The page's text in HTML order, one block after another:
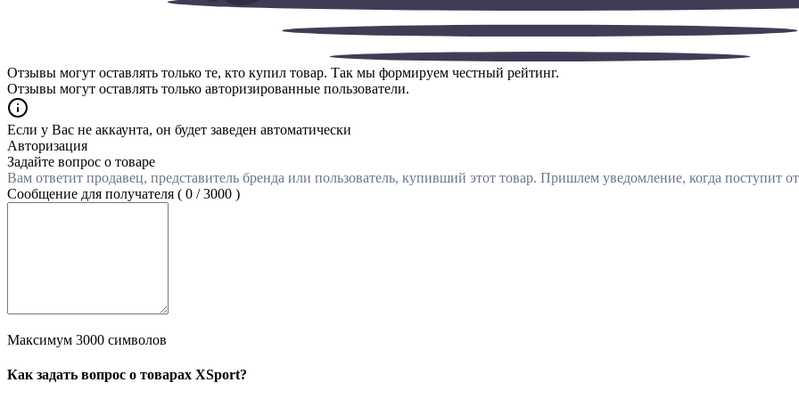
Отзывы могут оставлять только те, кто купил товар. Так мы формируем честный рейтинг.
Отзывы могут оставлять только авторизированные пользователи.
Если у Вас не аккаунта, он будет заведен автоматически
Авторизация
Задайте вопрос о товаре
Вам ответит продавец, представитель бренда или пользователь, купивший этот товар. Пришлем уведомление, когда поступит
Сообщение для получателя ( 0 /3000 )
Максимум 3000 символов
Как задать вопрос о товарах XSport?